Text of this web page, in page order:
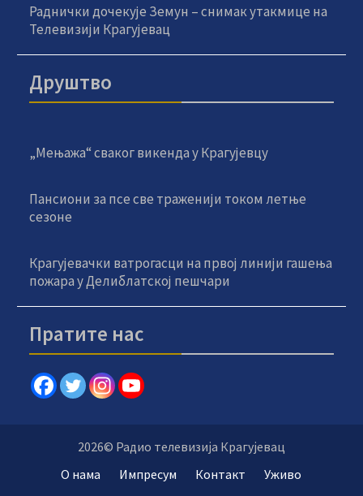
Раднички дочекује Земун – снимак утакмице на
Телевизији Крагујевац
Друштво
„Мењажа“ сваког викенда у Крагујевцу
Пансиони за псе све траженији током летње
сезоне
Крагујевачки ватрогасци на првој линији гашења
пожара у Делиблатској пешчари
Пратите нас
2026© Радио телевизија Крагујевац
О нама
Импресум Контакт Уживо